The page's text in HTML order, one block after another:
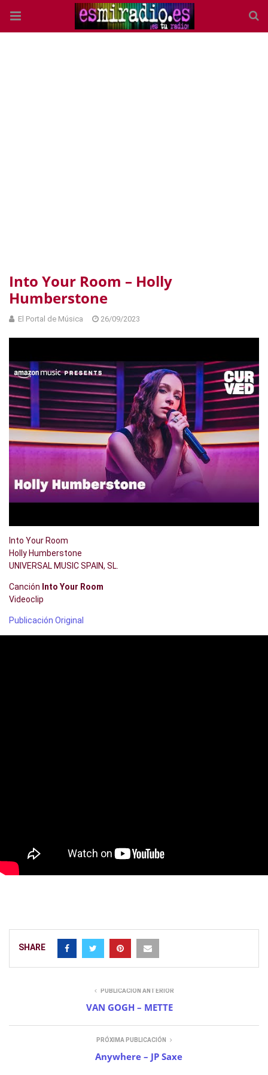
Into Your Room – Holly
Humberstone
El Portal de Música 26/09/2023
Into Your Room
Holly Humberstone
UNIVERSAL MUSIC SPAIN, SL.
Canción Into Your Room
Videoclip
Publicación Original
SHARE
PUBLICACIÓN ANTERIOR
VAN GOGH – METTE
PRÓXIMA PUBLICACIÓN
Anywhere – JP Saxe